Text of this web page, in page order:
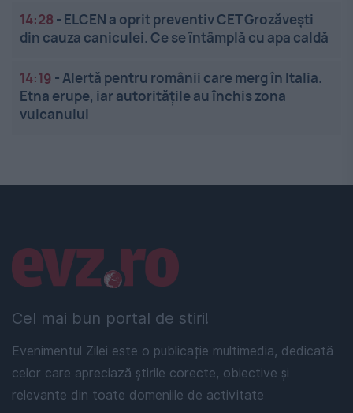
14:28 - ELCEN a oprit preventiv CET Grozăveşti
din cauza caniculei. Ce se întâmplă cu apa caldă
14:19 -Alertă pentru românii care merg în Italia.
Etna erupe, iar autoritățile au închis zona
vulcanului
Cel mai bun portal de stiri!
Evenimentul Zilei este o publicație multimedia, dedicată
celor care apreciază știrile corecte, obiective și
relevante din toate domeniile de activitate
Linkuri utile